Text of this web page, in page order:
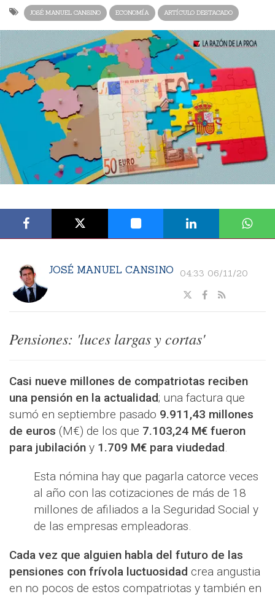
JOSÉ MANUEL CANSINO ECONOMÍA ARTÍCULO DESTACADO
JOSÉ MANUEL CANSINO 04:33 06/11/20
Pensiones: 'luces largas y cortas'
Casi nueve millones de compatriotas reciben
una pensión en la actualidad; una factura que
sumó en septiembre pasado 9.911,43 millones
de euros (M€) de los que 7.103,24 M€ fueron
para jubilación y 1.709 M€ para viudedad.
Esta nómina hay que pagarla catorce veces
al año con las cotizaciones de más de 18
millones de afiliados a la Seguridad Social y
de las empresas empleadoras.
Cada vez que alguien habla del futuro de las
pensiones con frívola luctuosidad crea angustia
en no pocos de estos compatriotas y también en